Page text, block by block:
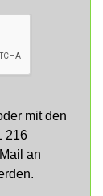
mit den
216
an